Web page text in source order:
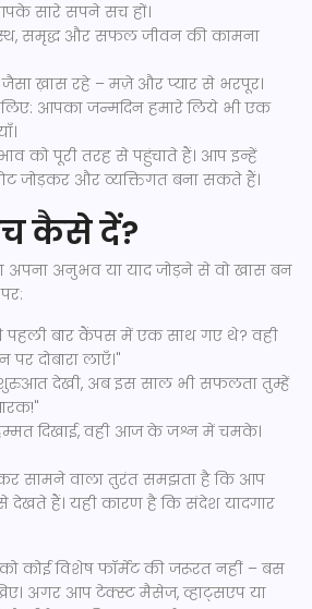
सारे सपने सच हों।
समृद्ध और सफल जीवन की कामना
ख़ास रहे – मज़े और प्यार से भरपूर।
लिए: आपका जन्मदिन हमारे लिये भी एक
को पूरी तरह से पहुंचाते हैं। आप इन्हें
जोड़कर और व्यक्तिगत बना सकते हैं।
कैसे दें?
अपना अनुभव या याद जोड़ने से वो खास बन
पहली बार कैंपस में एक साथ गए थे? वही
दोबारा लाएँ।"
शुरुआत देखी, अब इस साल भी सफलता तुम्हें
दिखाई, वही आज के जश्न में चमके।
सामने वाला तुरंत समझता है कि आप
देखते हैं। यही कारण है कि संदेश यादगार
विशेष फॉर्मेट की जरूरत नहीं – बस
अगर आप टेक्स्ट मैसेज, व्हाट्सएप या